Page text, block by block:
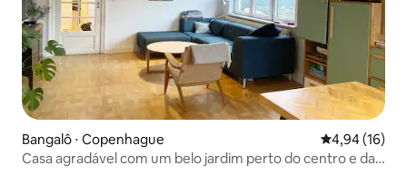
Bangalô ⋅ Copenhague 4,94 de uma
4,94 (16)
Casa agradável com um belo jardim perto do centro e da